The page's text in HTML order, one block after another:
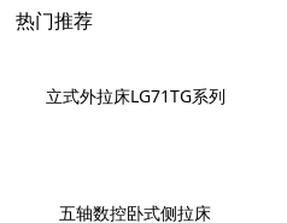
热门推荐
立式外拉床LG71TG系列
五轴数控卧式侧拉床